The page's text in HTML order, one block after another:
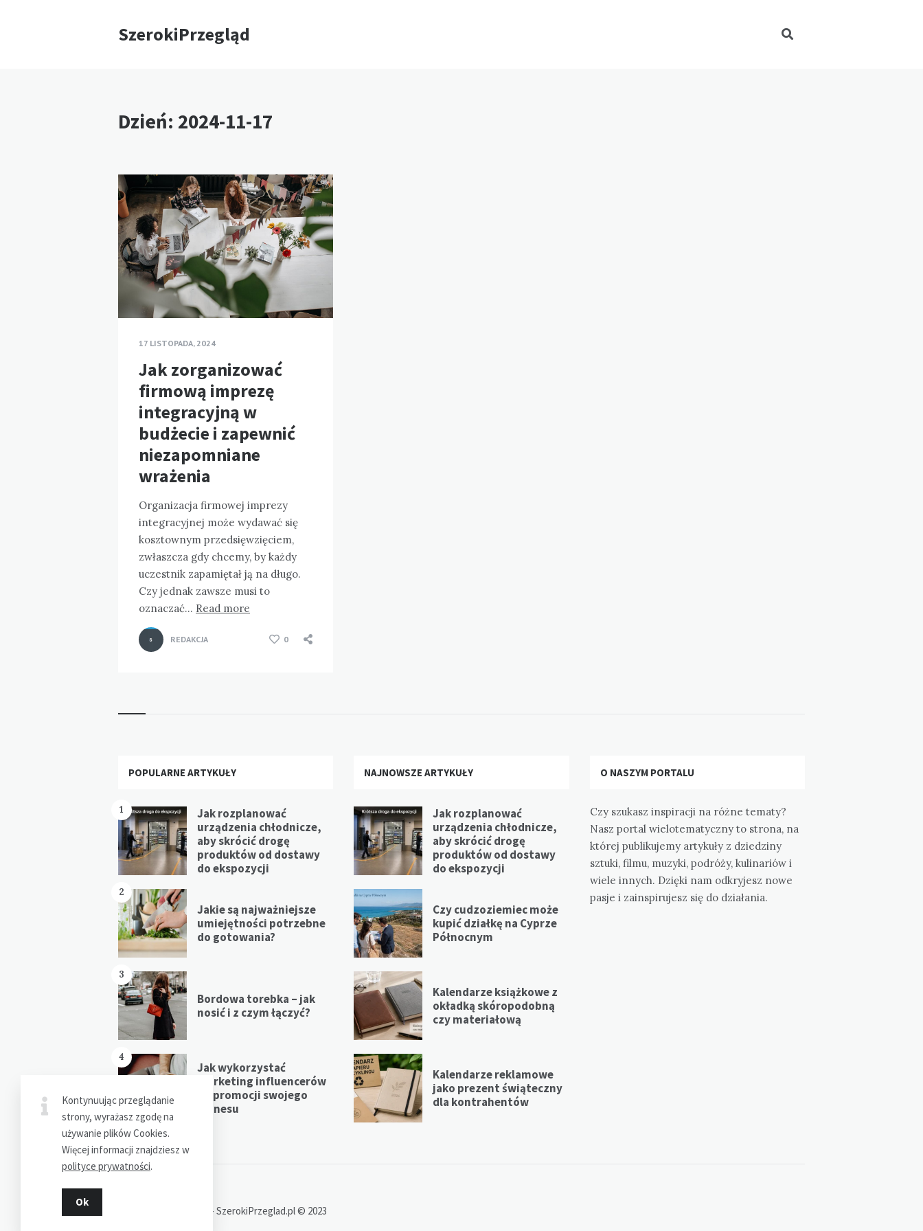
SzerokiPrzegląd
Dzień: 2024-11-17
17 LISTOPADA, 2024
Jak zorganizować
firmową imprezę
integracyjną w
budżecie i zapewnić
niezapomniane
wrażenia
Organizacja firmowej imprezy
integracyjnej może wydawać się
kosztownym przedsięwzięciem,
zwłaszcza gdy chcemy, by każdy
uczestnik zapamiętał ją na długo.
Czy jednak zawsze musi to
oznaczać… Read more
REDAKCJA 0
Widgets
POPULARNE ARTYKUŁY
1
Jak rozplanować
urządzenia chłodnicze,
aby skrócić drogę
produktów od dostawy
do ekspozycji
2
Jakie są najważniejsze
umiejętności potrzebne
do gotowania?
3
Bordowa torebka – jak
nosić i z czym łączyć?
4
Jak wykorzystać
marketing influencerów
do promocji swojego
biznesu
NAJNOWSZE ARTYKUŁY
Jak rozplanować
urządzenia chłodnicze,
aby skrócić drogę
produktów od dostawy
do ekspozycji
Czy cudzoziemiec może
kupić działkę na Cyprze
Północnym
Kalendarze książkowe z
okładką skóropodobną
czy materiałową
Kalendarze reklamowe
jako prezent świąteczny
dla kontrahentów
O NASZYM PORTALU
Czy szukasz inspiracji na różne tematy?
Nasz portal wielotematyczny to strona, na
której publikujemy artykuły z dziedziny
sztuki, filmu, muzyki, podróży, kulinariów i
wiele innych. Dzięki nam odkryjesz nowe
pasje i zainspirujesz się do działania.
Dziękujemy za wizytę - SzerokiPrzeglad.pl © 2023
Kontynuując przeglądanie
strony, wyrażasz zgodę na
używanie plików Cookies.
Więcej informacji znajdziesz w
polityce prywatności.
Ok